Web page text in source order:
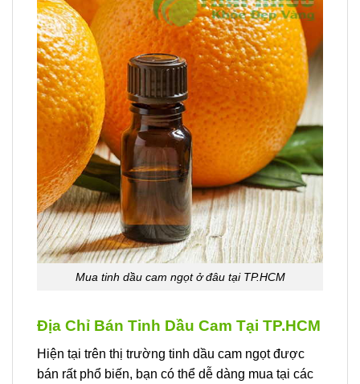
Mua tinh dầu cam ngọt ở đâu tại TP.HCM
Địa Chỉ Bán Tinh Dầu Cam Tại TP.HCM
Hiện tại trên thị trường tinh dầu cam ngọt được
bán rất phổ biến, bạn có thể dễ dàng mua tại các